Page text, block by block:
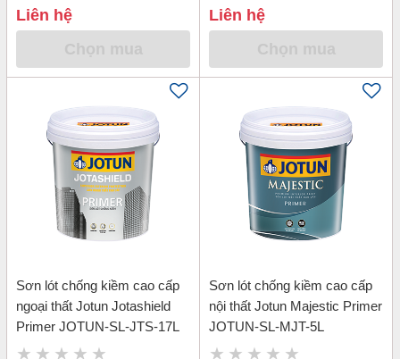
Liên hệ
Liên hệ
Sơn lót chống kiềm cao cấp
ngoại thất Jotun Jotashield
Primer JOTUN-SL-JTS-17L
Sơn lót chống kiềm cao cấp
nội thất Jotun Majestic Primer
JOTUN-SL-MJT-5L